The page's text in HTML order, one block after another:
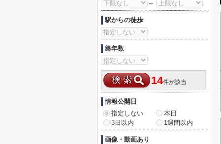
～
駅からの徒歩
築年数
14件が該当
情報公開日
指定しない
本日
3日以内
1週間以内
画像・動画あり